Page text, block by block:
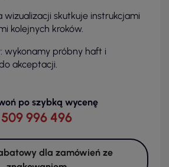
wizualizacji skutkuje instrukcjami
kolejnych kroków.
wykonamy próbny haft i
akceptacji.
po szybką wycenę
509 996 496
dla zamówień ze